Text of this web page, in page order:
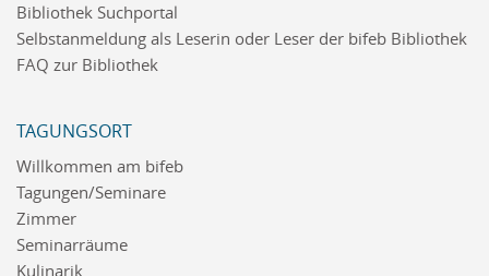
Bibliothek Suchportal
Selbstanmeldung als Leserin oder Leser der bifeb Bibliothek
FAQ zur Bibliothek
TAGUNGSORT
Willkommen am bifeb
Tagungen/Seminare
Zimmer
Seminarräume
Kulinarik